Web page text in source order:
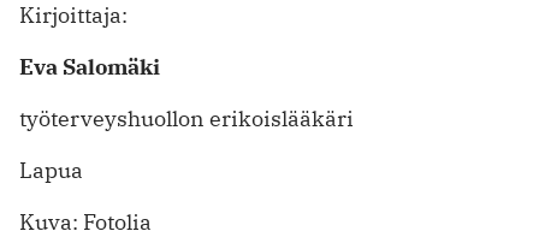
Kirjoittaja:
Eva Salomäki
työterveyshuollon erikoislääkäri
Lapua
Kuva: Fotolia